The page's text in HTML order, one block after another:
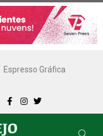
Espresso Gráfica